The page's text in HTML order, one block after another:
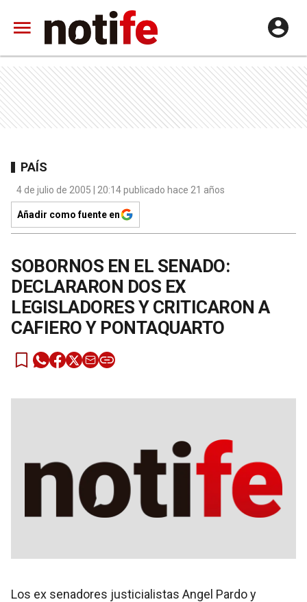
PAÍS
4 de julio de 2005 | 20:14 publicado hace 21 años
Añadir como fuente en
SOBORNOS EN EL SENADO:
DECLARARON DOS EX
LEGISLADORES Y CRITICARON A
CAFIERO Y PONTAQUARTO
Los ex senadores justicialistas Angel Pardo y